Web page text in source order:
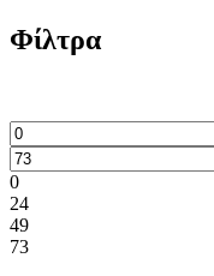
Φίλτρα
0
24
49
73